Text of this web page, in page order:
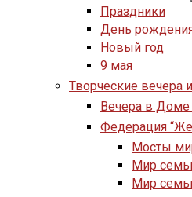
Праздники
День
Новый год
9 мая
Творческие вечера
Вечера в
Федерация
Мосты
Мир
Мир